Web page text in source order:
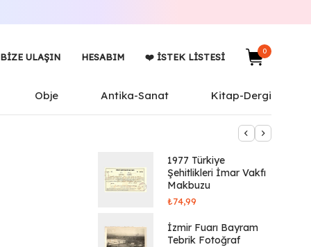
BIZE ULAŞIN HESABIM ❤️ İSTEK LISTESI
0
Obje Antika-Sanat Kitap-Dergi
1977 Türkiye
Şehitlikleri İmar Vakfı
Makbuzu
₺74,99
İzmir Fuarı Bayram
Tebrik Fotoğraf